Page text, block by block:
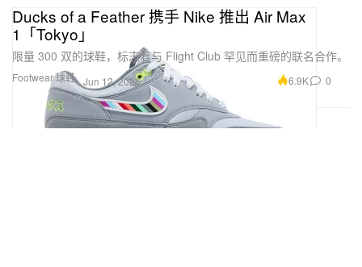
Footwear 球鞋
Ducks of a Feather 携手 Nike 推出 Air Max
1「Tokyo」
限量 300 双的球鞋，标志着与 Flight Club 罕见而重磅的联名合作。
Jun 12, 2026 6.9K 0